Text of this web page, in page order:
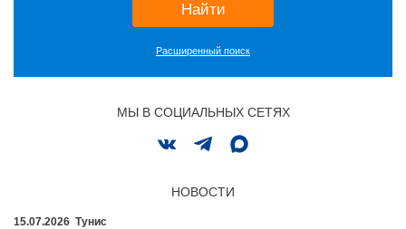
Найти
Расширенный поиск
МЫ В СОЦИАЛЬНЫХ СЕТЯХ
НОВОСТИ
15.07.2026 Тунис